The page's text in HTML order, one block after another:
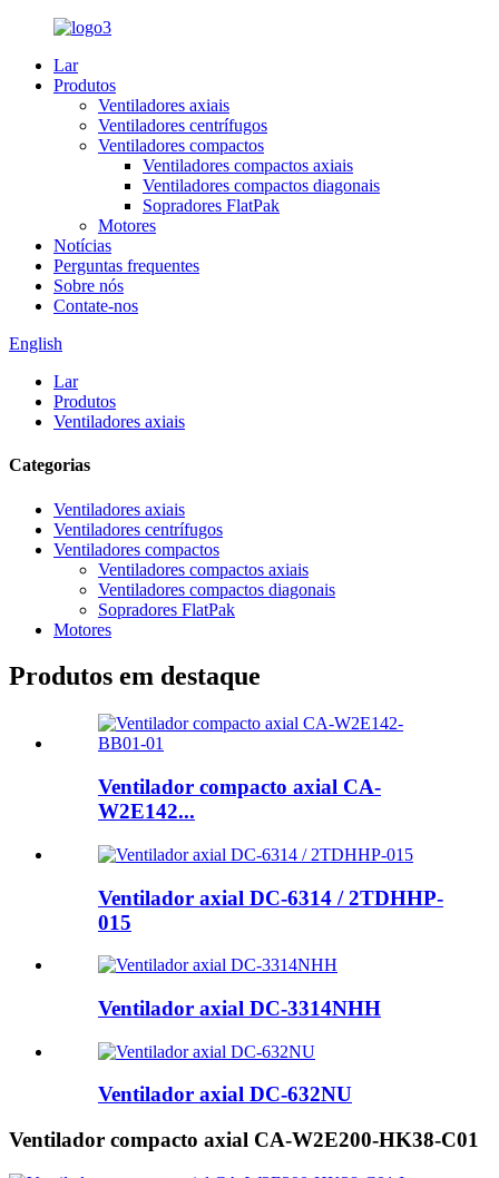
Lar
Produtos
Ventiladores axiais
Ventiladores centrífugos
Ventiladores compactos
Ventiladores compactos axiais
Ventiladores compactos diagonais
Sopradores FlatPak
Motores
Notícias
Perguntas frequentes
Sobre nós
Contate-nos
English
Lar
Produtos
Ventiladores axiais
Categorias
Ventiladores axiais
Ventiladores centrífugos
Ventiladores compactos
Ventiladores compactos axiais
Ventiladores compactos diagonais
Sopradores FlatPak
Motores
Produtos em destaque
Ventilador compacto axial CA-
W2E142...
Ventilador axial DC-6314 / 2TDHHP-
015
Ventilador axial DC-3314NHH
Ventilador axial DC-632NU
Ventilador compacto axial CA-W2E200-HK38-C01